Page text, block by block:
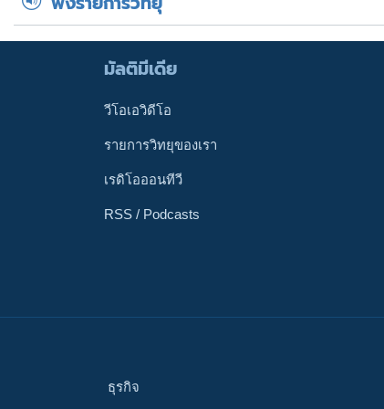
มัลติมีเดีย
วีโอเอวิดีโอ
รายการวิทยุของเรา
เรดิโอออนทีวี
RSS / Podcasts
ธุรกิจ